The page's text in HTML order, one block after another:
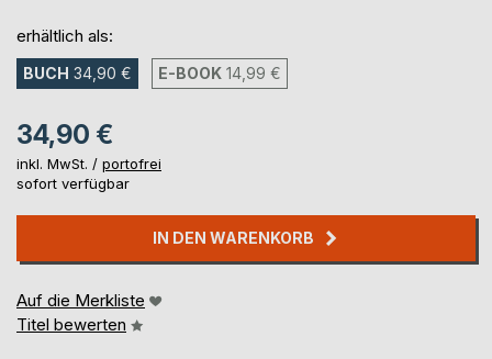
erhältlich als:
BUCH 34,90 € E-BOOK 14,99 €
34,90 €
inkl. MwSt. / portofrei
sofort verfügbar
IN DEN WARENKORB
Auf die Merkliste
Titel bewerten